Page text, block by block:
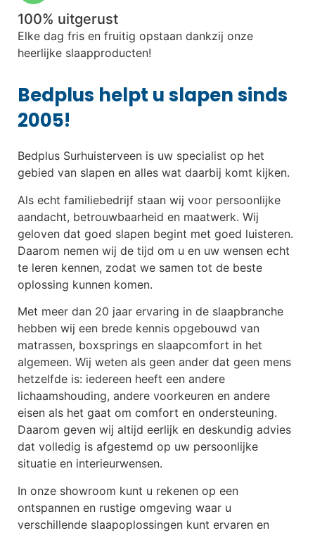
Bedplus helpt u slapen sinds
2005!
Bedplus Surhuisterveen is uw specialist op het
gebied van slapen en alles wat daarbij komt kijken.
Als echt familiebedrijf staan wij voor persoonlijke
aandacht, betrouwbaarheid en maatwerk. Wij
geloven dat goed slapen begint met goed luisteren.
Daarom nemen wij de tijd om u en uw wensen echt
te leren kennen, zodat we samen tot de beste
oplossing kunnen komen.
Met meer dan 20 jaar ervaring in de slaapbranche
hebben wij een brede kennis opgebouwd van
matrassen, boxsprings en slaapcomfort in het
algemeen. Wij weten als geen ander dat geen mens
hetzelfde is: iedereen heeft een andere
lichaamshouding, andere voorkeuren en andere
eisen als het gaat om comfort en ondersteuning.
Daarom geven wij altijd eerlijk en deskundig advies
dat volledig is afgestemd op uw persoonlijke
situatie en interieurwensen.
In onze showroom kunt u rekenen op een
ontspannen en rustige omgeving waar u
verschillende slaapoplossingen kunt ervaren en
100% uitgerust
Elke dag fris en fruitig opstaan dankzij onze
heerlijke slaapproducten!